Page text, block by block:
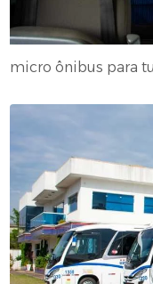
micro ônibus para